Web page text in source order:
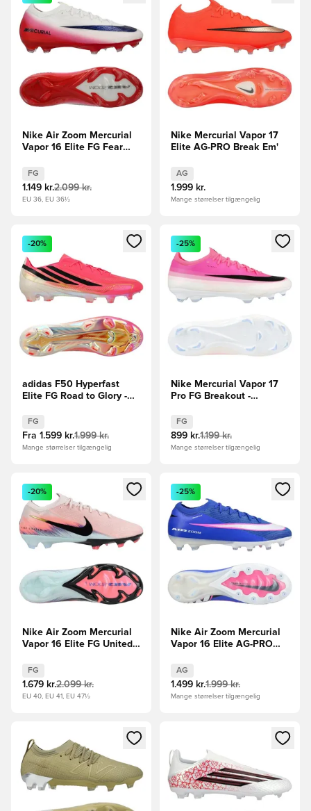
Nike Air Zoom Mercurial
Vapor 16 Elite FG Fear
FG
1.149 kr.2.099 kr.
EU 36, EU 36½
Nike Mercurial Vapor 17
Elite AG-PRO Break Em'
AG
1.999 kr.
Mange størrelser tilgængelig
Åbner en Modal til at logge ind eller tilmelde dig som
-20%
adidas F50 Hyperfast
Elite FG Road to Glory -
FG
Fra 1.599 kr.1.999 kr.
Mange størrelser tilgængelig
Åbner en Modal til at logge
-25%
Nike Mercurial Vapor 17
Pro FG Breakout -
FG
899 kr.1.199 kr.
Mange størrelser tilgængelig
Åbner en Modal til at logge ind eller tilmelde dig som
-20%
Nike Air Zoom Mercurial
Vapor 16 Elite FG United -
FG
1.679 kr.2.099 kr.
EU 40, EU 41, EU 47½
Åbner en Modal til at logge
-25%
Nike Air Zoom Mercurial
Vapor 16 Elite AG-PRO
AG
1.499 kr.1.999 kr.
Mange størrelser tilgængelig
Åbner en Modal til at logge ind eller tilmelde dig som
Åbner en Modal til at logge